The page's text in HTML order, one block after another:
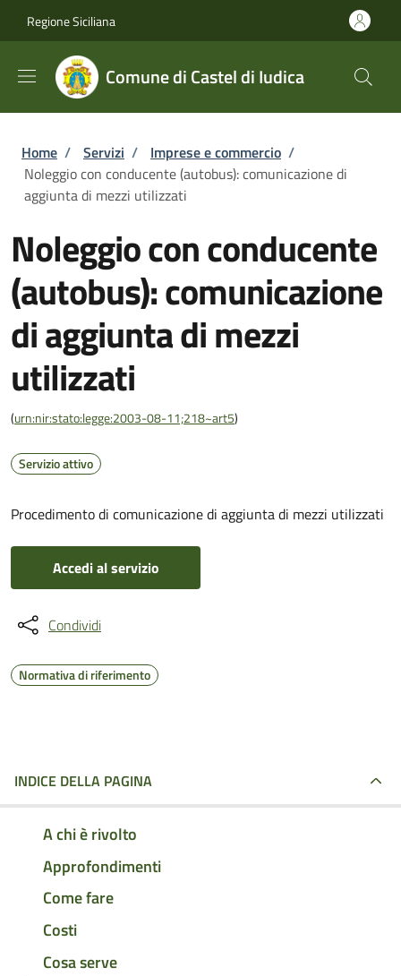
Regione Siciliana
Comune di Castel di Iudica
Briciole di pane
Home / Servizi / Imprese e commercio /
Noleggio con conducente (autobus): comunicazione di
aggiunta di mezzi utilizzati
Noleggio con conducente
(autobus): comunicazione
di aggiunta di mezzi
utilizzati
(urn:nir:stato:legge:2003-08-11;218~art5)
Servizio attivo
Procedimento di comunicazione di aggiunta di mezzi utilizzati
Accedi al servizio
Condividi
Normativa di riferimento
INDICE DELLA PAGINA
A chi è rivolto
Approfondimenti
Come fare
Costi
Cosa serve